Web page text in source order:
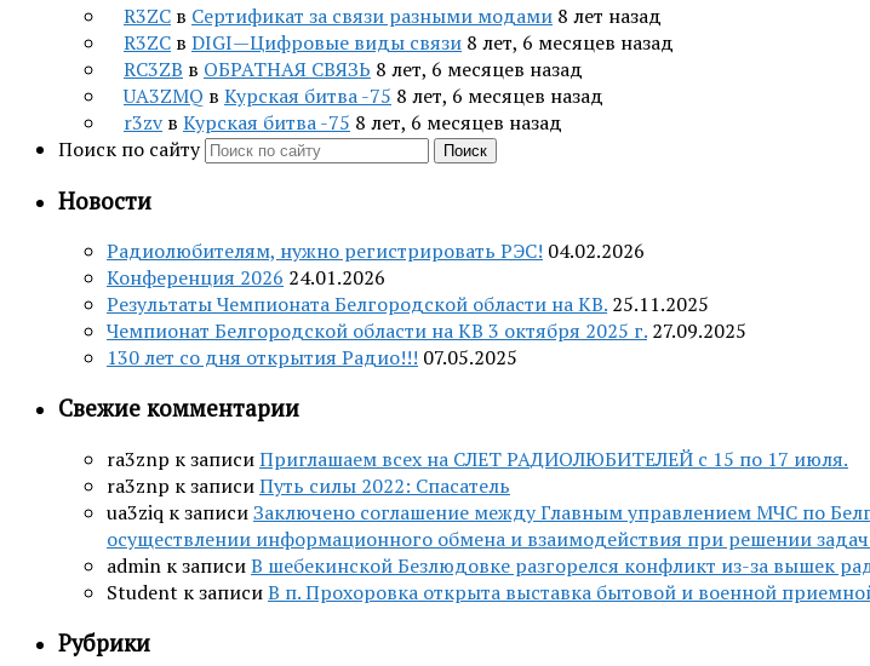
R3ZC в Сертификат за связи разными модами 8 лет назад
R3ZC в DIGI—Цифровые виды связи 8 лет, 6 месяцев назад
RC3ZB в ОБРАТНАЯ СВЯЗЬ 8 лет, 6 месяцев назад
UA3ZMQ в Курская битва -75 8 лет, 6 месяцев назад
r3zvв Курская битва -75 8 лет, 6 месяцев назад
Поиск по сайту
Поиск
Новости
Радиолюбителям, нужно регистрировать РЭС! 04.02.2026
Конференция 2026 24.01.2026
Результаты Чемпионата Белгородской области на КВ. 25.11.2025
Чемпионат Белгородской области на КВ 3 октября 2025 г. 27.09.2025
130 лет со дня открытия Радио!!! 07.05.2025
Свежие комментарии
ra3znp к записиПриглашаем всех на СЛЕТ РАДИОЛЮБИТЕЛЕЙ c 15 по 17 июля.
ra3znp к записиПуть силы 2022: Спасатель
ua3ziq к записиЗаключено соглашение между Главным управлением МЧС по
осуществлении информационного обмена и взаимодействия при решении
admin к записиВ шебекинской Безлюдовке разгорелся конфликт из-за вышек
Student к записиВ п. Прохоровка открыта выставка бытовой и военной
Рубрики